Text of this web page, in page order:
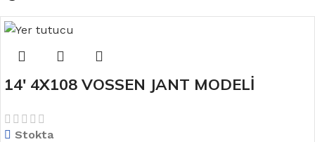
14′ 4X108 VOSSEN JANT MODELİ
Stokta